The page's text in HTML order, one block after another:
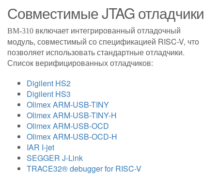
Совместимые JTAG отладчики
BM-310 включает интегрированный отладочный
модуль, совместимый со спецификацией RISC-V, что
позволяет использовать стандартные отладчики.
Список верифицированных отладчиков:
Digilent HS2
Digilent HS3
Olimex ARM-USB-TINY
Olimex ARM-USB-TINY-H
Olimex ARM-USB-OCD
Olimex ARM-USB-OCD-H
IAR I-jet
SEGGER J-Link
TRACE32® debugger for RISC-V